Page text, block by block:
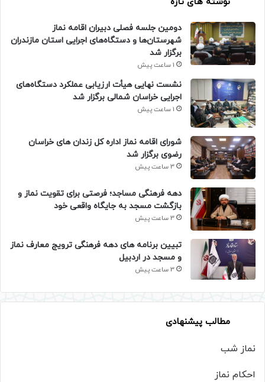
دومین جلسه فصلی دبیران اقامه نماز
شهرستان‌ها و دستگاه‌های اجرایی استان مازندران
برگزار شد
1 ساعت پیش
نشست نهایی هیأت ارزیابی عملکرد دستگاه‌های
اجرایی خراسان شمالی برگزار شد
1 ساعت پیش
شورای اقامه نماز اداره کل زندان های خراسان
رضوی برگزار شد
3 ساعت پیش
دهه فرهنگی مساجد؛ فرصتی برای تقویت نماز و
بازگشت مسجد به جایگاه واقعی خود
3 ساعت پیش
تبیین برنامه های دهه فرهنگی ترویج معارف نماز
و مسجد در اردبیل
3 ساعت پیش
مطالب پیشنهادی
نماز شب
احکام نماز